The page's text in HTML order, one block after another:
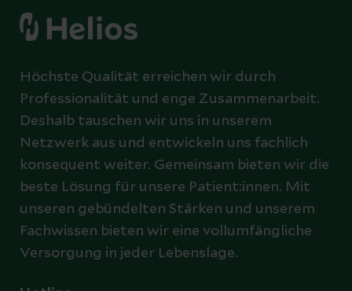
Höchste Qualität erreichen wir durch
Professionalität und enge Zusammenarbeit.
Deshalb tauschen wir uns in unserem
Netzwerk aus und entwickeln uns fachlich
konsequent weiter. Gemeinsam bieten wir die
beste Lösung für unsere Patient:innen. Mit
unseren gebündelten Stärken und unserem
Fachwissen bieten wir eine vollumfängliche
Versorgung in jeder Lebenslage.